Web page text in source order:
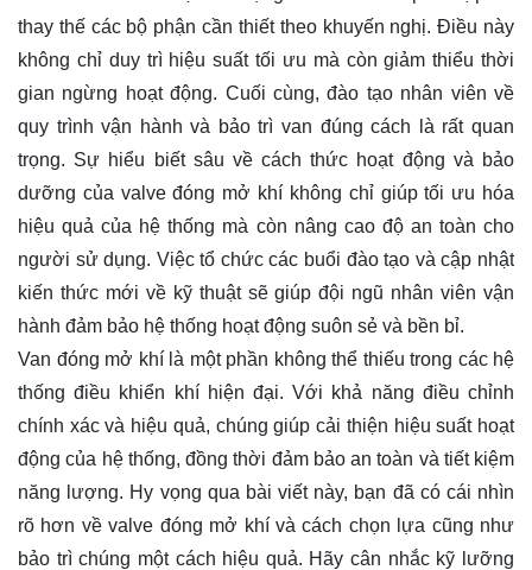
thay thế các bộ phận cần thiết theo khuyến nghị. Điều này
không chỉ duy trì hiệu suất tối ưu mà còn giảm thiểu thời
gian ngừng hoạt động. Cuối cùng, đào tạo nhân viên về
quy trình vận hành và bảo trì van đúng cách là rất quan
trọng. Sự hiểu biết sâu về cách thức hoạt động và bảo
dưỡng của valve đóng mở khí không chỉ giúp tối ưu hóa
hiệu quả của hệ thống mà còn nâng cao độ an toàn cho
người sử dụng. Việc tổ chức các buổi đào tạo và cập nhật
kiến thức mới về kỹ thuật sẽ giúp đội ngũ nhân viên vận
hành đảm bảo hệ thống hoạt động suôn sẻ và bền bỉ.
Van đóng mở khí là một phần không thể thiếu trong các hệ
thống điều khiển khí hiện đại. Với khả năng điều chỉnh
chính xác và hiệu quả, chúng giúp cải thiện hiệu suất hoạt
động của hệ thống, đồng thời đảm bảo an toàn và tiết kiệm
năng lượng. Hy vọng qua bài viết này, bạn đã có cái nhìn
rõ hơn về valve đóng mở khí và cách chọn lựa cũng như
bảo trì chúng một cách hiệu quả. Hãy cân nhắc kỹ lưỡng